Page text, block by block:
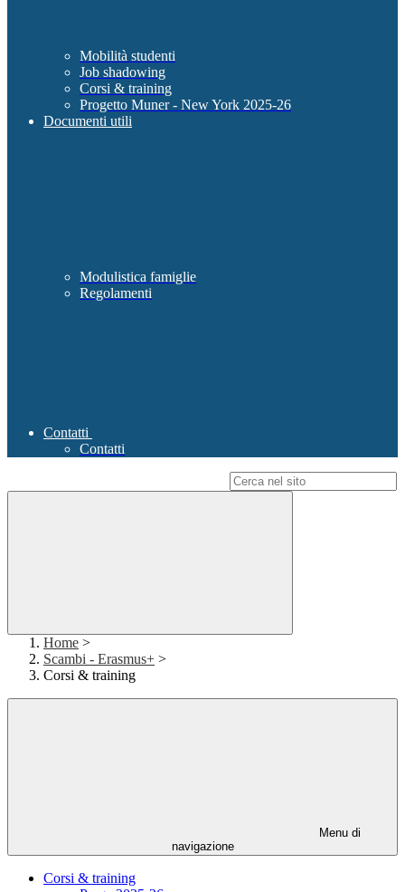
Mobilità studenti
Job shadowing
Corsi & training
Progetto Muner - New York 2025-26
Documenti utili
Modulistica famiglie
Regolamenti
Contatti
Contatti
Home >
Scambi - Erasmus+ >
Corsi & training
Menu di
navigazione
Corsi & training